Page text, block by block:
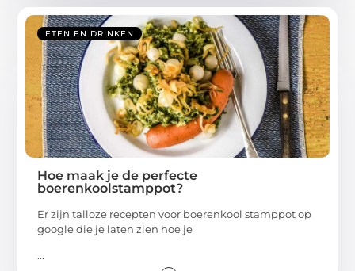
ETEN EN DRINKEN
Hoe maak je de perfecte
boerenkoolstamppot?
Er zijn talloze recepten voor boerenkool stamppot op
google die je laten zien hoe je
...